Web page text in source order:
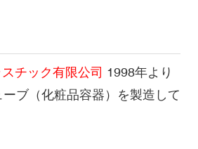
チック有限公司 1998年より
ブ（化粧品容器）を製造して